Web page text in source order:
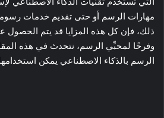
مهارات الرسم أو حتى تقديم خدمات
ذلك، فإن كل هذه المزايا قد يتم الحصول
الرسم بالذكاء الاصطناعي يمكن